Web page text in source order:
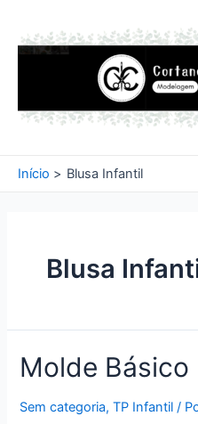
Início Blusa Infantil
Blusa
Molde
Sem categoria,TP Infantil /